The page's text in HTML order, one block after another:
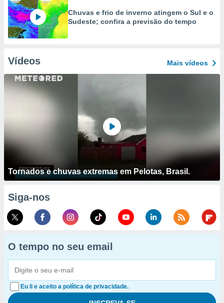
Chuvas e frio de inverno atingem o Sul e o
Sudeste; confira a previsão do tempo
Vídeos Mais vídeos
Tornados e chuvas extremas em Pelotas, Brasil.
Siga-nos
O tempo no seu email
Eu li e aceito a política de privacidade.